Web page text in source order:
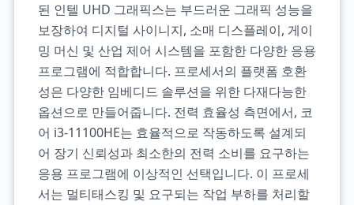
된 인텔 UHD 그래픽스는 부드러운 그래픽 성능을
보장하여 디지털 사이니지, 소매 디스플레이, 게이
밍 머신 및 산업 제어 시스템을 포함한 다양한 응용
프로그램에 적합합니다. 프로세서의 플랫폼 호환
성은 다양한 임베디드 솔루션을 위한 다재다능한
옵션으로 만들어줍니다. 전력 효율성 측면에서, 코
어 i3-11100HE는 효율적으로 작동하도록 설계되
어 장기 신뢰성과 최소한의 전력 소비를 요구하는
응용 프로그램에 이상적인 선택입니다. 이 프로세
서는 멀티태스킹 및 요구되는 작업 부하를 처리할